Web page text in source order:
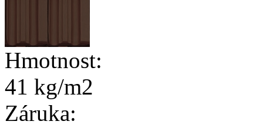
Hmotnost:
41 kg/m2
Záruka: